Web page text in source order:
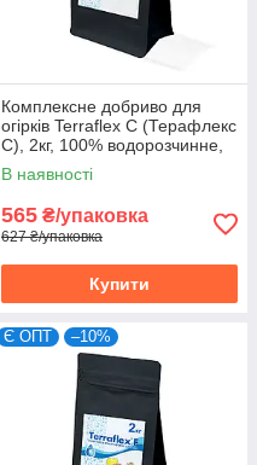
Комплексне добриво для
огірків Terraflex C (Терафлекс
C), 2кг, 100% водорозчинне,
17-7-21+3MgO+TE
В наявності
565 ₴/упаковка
627 ₴/упаковка
Купити
Є ОПТ –10%